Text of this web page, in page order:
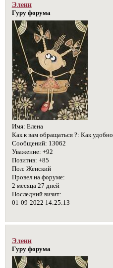
Эленн
Гуру форума
Имя: Елена
Как к вам обращаться ?: Как удобно
Сообщений: 13062
Уважение: +92
Позитив: +85
Пол: Женский
Провел на форуме:
2 месяца 27 дней
Последний визит:
01-09-2022 14:25:13
Эленн
Гуру форума